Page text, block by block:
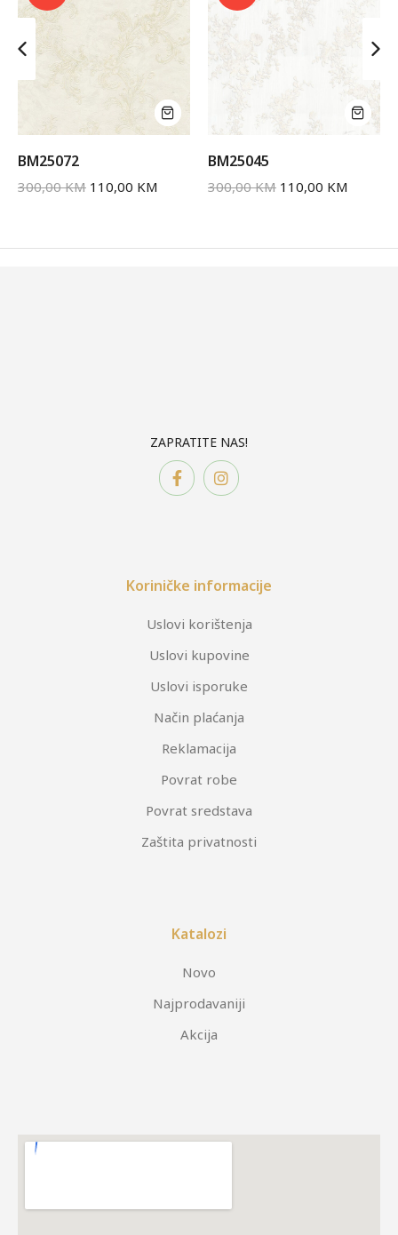
BM25072
300,00KM 110,00 KM
BM25045
300,00KM 110,00 KM
ZAPRATITE NAS!
Koriničke informacije
Uslovi korištenja
Uslovi kupovine
Uslovi isporuke
Način plaćanja
Reklamacija
Povrat robe
Povrat sredstava
Zaštita privatnosti
Katalozi
Novo
Najprodavaniji
Akcija